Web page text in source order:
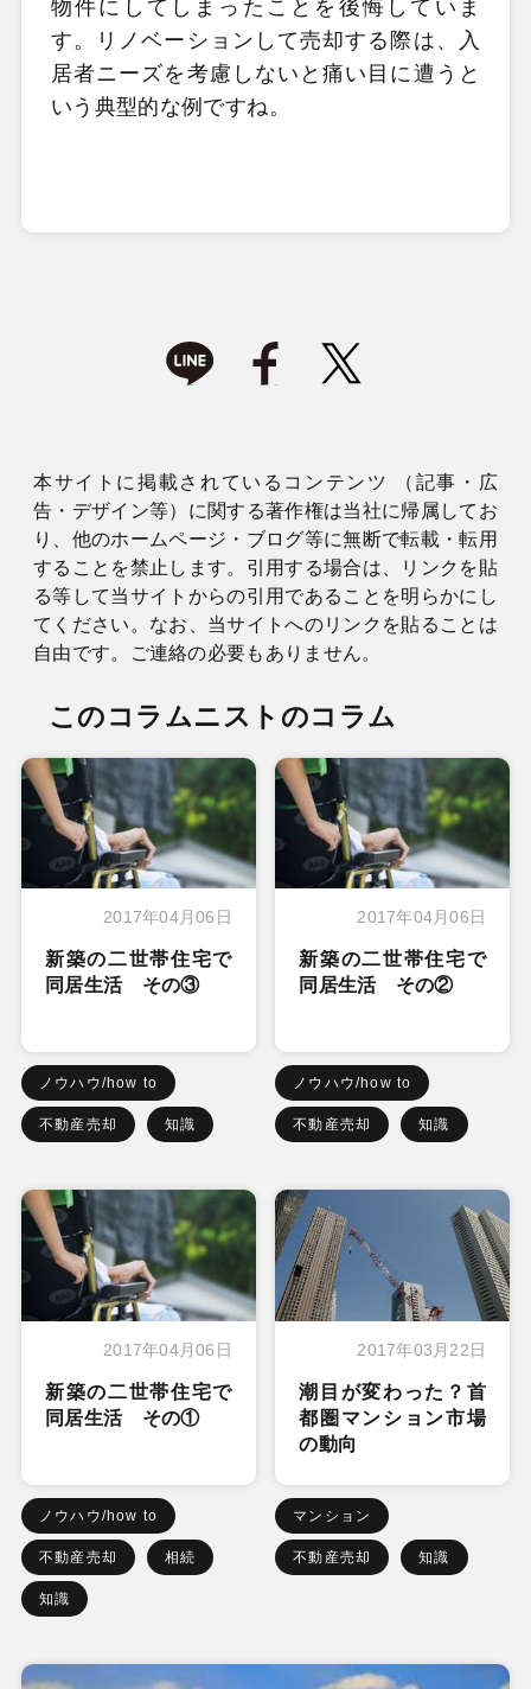
物件にしてしまったことを後悔していま
す。リノベーションして売却する際は、入
居者ニーズを考慮しないと痛い目に遭うと
いう典型的な例ですね。
本サイトに掲載されているコンテンツ （記事・広
告・デザイン等）に関する著作権は当社に帰属してお
り、他のホームページ・ブログ等に無断で転載・転用
することを禁止します。引用する場合は、リンクを貼
る等して当サイトからの引用であることを明らかにし
てください。なお、当サイトへのリンクを貼ることは
自由です。ご連絡の必要もありません。
このコラムニストのコラム
2017年04月06日
新築の二世帯住宅で
同居生活 その③
ノウハウ/how to
不動産売却 知識
2017年04月06日
新築の二世帯住宅で
同居生活 その②
ノウハウ/how to
不動産売却 知識
2017年04月06日
新築の二世帯住宅で
同居生活 その①
ノウハウ/how to
不動産売却 相続
知識
2017年03月22日
潮目が変わった？首
都圏マンション市場
の動向
マンション
不動産売却 知識